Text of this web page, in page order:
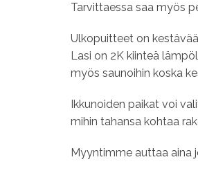
Tarvittaessa saa myös
Ulkopuitteet on
Lasi on 2K kiinteä
myös saunoihin koska
Ikkunoiden paikat voi
mihin tahansa kohtaa
Myyntimme auttaa aina